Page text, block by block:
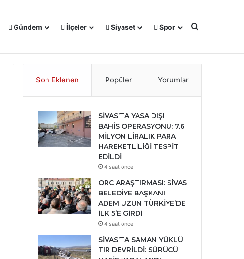
Gündem İlçeler Siyaset Spor Arama yap
Son Eklenen Popüler Yorumlar
SİVAS’TA YASA DIŞI
BAHİS OPERASYONU: 7,6
MİLYON LİRALIK PARA
HAREKETLİLİĞİ TESPİT
EDİLDİ
4 saat önce
ORC ARAŞTIRMASI: SİVAS
BELEDİYE BAŞKANI
ADEM UZUN TÜRKİYE’DE
İLK 5’E GİRDİ
4 saat önce
SİVAS’TA SAMAN YÜKLÜ
TIR DEVRİLDİ: SÜRÜCÜ